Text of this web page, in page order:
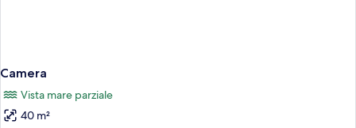
Camera
Vista mare parziale
40 m²